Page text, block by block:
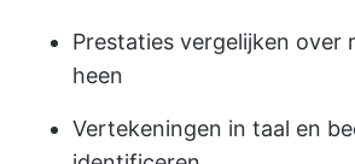
Prestaties vergelijken over
heen
Vertekeningen in taal en